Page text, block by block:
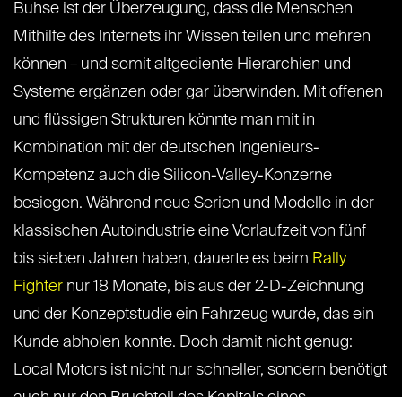
Buhse ist der Überzeugung, dass die Menschen
Mithilfe des Internets ihr Wissen teilen und mehren
können – und somit altgediente Hierarchien und
Systeme ergänzen oder gar überwinden. Mit offenen
und flüssigen Strukturen könnte man mit in
Kombination mit der deutschen Ingenieurs-
Kompetenz auch die Silicon-Valley-Konzerne
besiegen. Während neue Serien und Modelle in der
klassischen Autoindustrie eine Vorlaufzeit von fünf
bis sieben Jahren haben, dauerte es beim Rally
Fighter nur 18 Monate, bis aus der 2-D-Zeichnung
und der Konzeptstudie ein Fahrzeug wurde, das ein
Kunde abholen konnte. Doch damit nicht genug:
Local Motors ist nicht nur schneller, sondern benötigt